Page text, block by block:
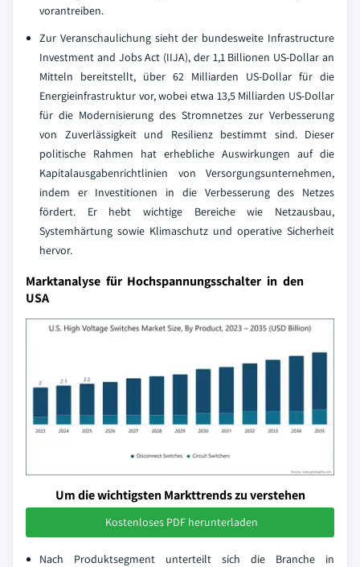
vorantreiben.
Zur Veranschaulichung sieht der bundesweite Infrastructure
Investment and Jobs Act (IIJA), der 1,1 Billionen US-Dollar an
Mitteln bereitstellt, über 62 Milliarden US-Dollar für die
Energieinfrastruktur vor, wobei etwa 13,5 Milliarden US-Dollar
für die Modernisierung des Stromnetzes zur Verbesserung
von Zuverlässigkeit und Resilienz bestimmt sind. Dieser
politische Rahmen hat erhebliche Auswirkungen auf die
Kapitalausgabenrichtlinien von Versorgungsunternehmen,
indem er Investitionen in die Verbesserung des Netzes
fördert. Er hebt wichtige Bereiche wie Netzausbau,
Systemhärtung sowie Klimaschutz und operative Sicherheit
hervor.
Marktanalyse für Hochspannungsschalter in den
USA
Um die wichtigsten Markttrends zu verstehen
Kostenloses PDF herunterladen
Nach Produktsegment unterteilt sich die Branche in